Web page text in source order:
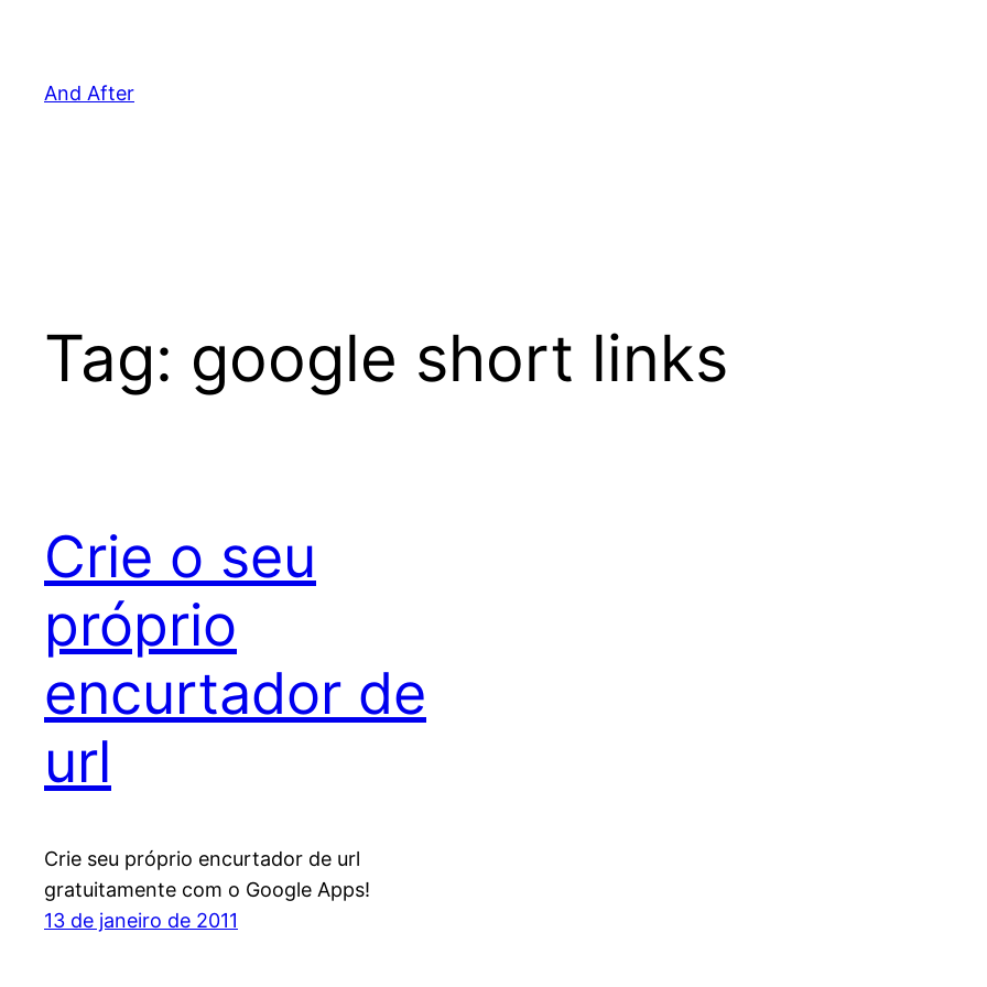
And After
Tag: google short links
Crie o seu
próprio
encurtador de
url
Crie seu próprio encurtador de url
gratuitamente com o Google Apps!
13 de janeiro de 2011